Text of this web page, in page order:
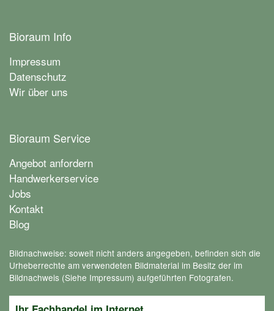
Bioraum Info
Impressum
Datenschutz
Wir über uns
Bioraum Service
Angebot anfordern
Handwerkerservice
Jobs
Kontakt
Blog
Bildnachweise: soweit nicht anders angegeben, befinden sich die
Urheberrechte am verwendeten Bildmaterial im Besitz der im
Bildnachweis (Siehe Impressum) aufgeführten Fotografen.